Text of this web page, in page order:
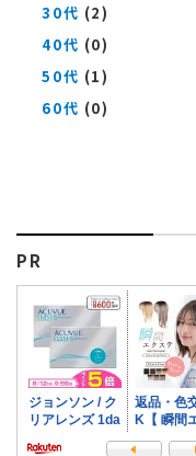
30代 (2)
40代 (0)
50代 (1)
60代 (0)
PR